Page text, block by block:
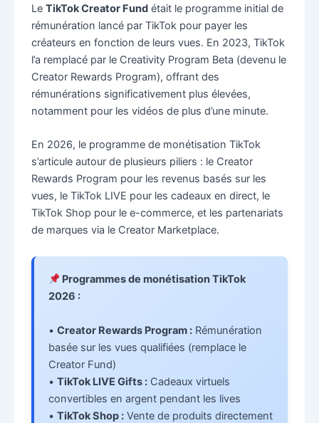
Le TikTok Creator Fundétait le programme initial de
rémunération lancé par TikTok pour payer les
créateurs en fonction de leurs vues. En 2023, TikTok
l’a remplacé par le Creativity Program Beta (devenu le
Creator Rewards Program), offrant des
rémunérations significativement plus élevées,
notamment pour les vidéos de plus d’une minute.
En 2026, le programme de monétisation TikTok
s’articule autour de plusieurs piliers : le Creator
Rewards Program pour les revenus basés sur les
vues, le TikTok LIVE pour les cadeaux en direct, le
TikTok Shop pour le e-commerce, et les partenariats
de marques via le Creator Marketplace.
Programmes de monétisation TikTok
2026 :
• Creator Rewards Program :Rémunération
basée sur les vues qualifiées (remplace le
Creator Fund)
• TikTok LIVE Gifts :Cadeaux virtuels
convertibles en argent pendant les lives
• TikTok Shop :Vente de produits directement